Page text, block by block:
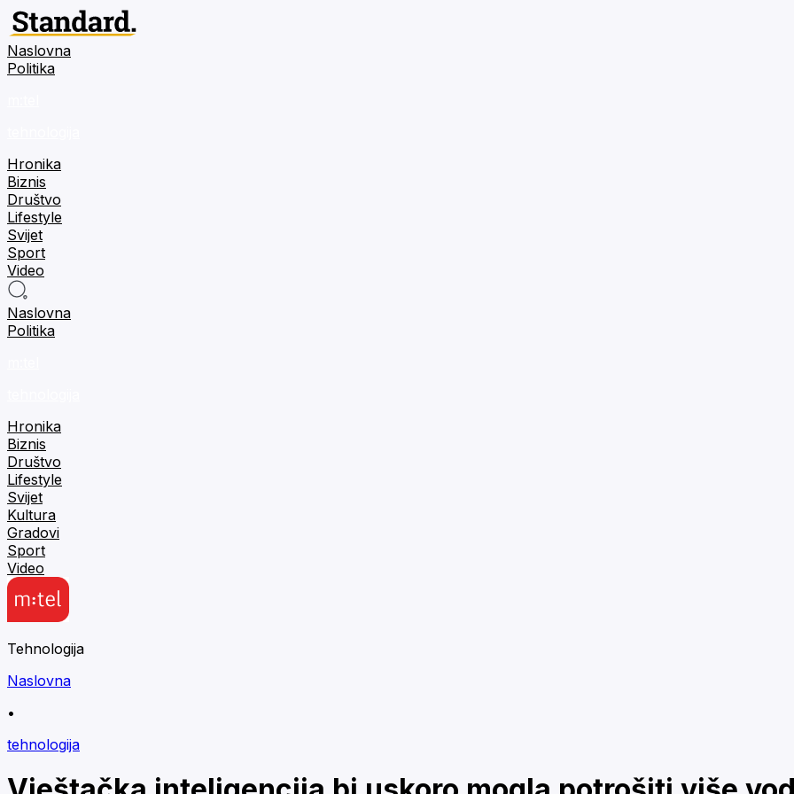
Naslovna
Politika
Hronika
Biznis
Društvo
Lifestyle
Svijet
Sport
Video
Naslovna
Politika
Hronika
Biznis
Društvo
Lifestyle
Svijet
Kultura
Gradovi
Sport
Video
Tehnologija
Naslovna
•
tehnologija